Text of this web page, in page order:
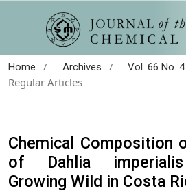
Home / Archives / Vol. 66 No.
Regular Articles
Chemical Composition
of Dahlia imperialis
Growing Wild in Costa